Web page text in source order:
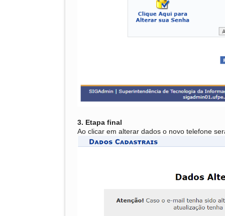
3. Etapa final
Ao clicar em alterar dados o novo telefone